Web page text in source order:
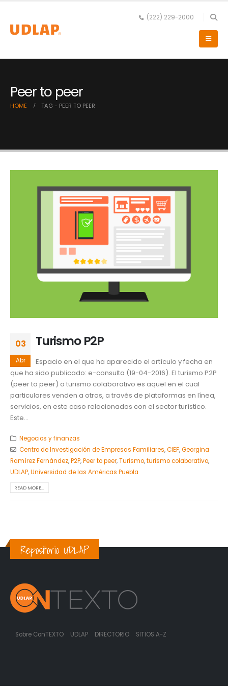
(222) 229-2000
Peer to peer
HOME TAG - PEER TO PEER
03
Abr
Turismo P2P
Espacio en el que ha aparecido el artículo y fecha en
que ha sido publicado: e-consulta (19-04-2016). El turismo P2P
(peer to peer) o turismo colaborativo es aquel en el cual
particulares venden a otros, a través de plataformas en línea,
servicios, en este caso relacionados con el sector turístico.
Este...
Negocios y finanzas
Centro de Investigación de Empresas Familiares,CIEF,Georgina
Ramírez Fernández,P2P,Peer to peer,Turismo,turismo colaborativo,
UDLAP,Universidad de las Américas Puebla
READ MORE...
Repositorio UDLAP
Sobre ConTEXTO UDLAP DIRECTORIO SITIOS A-Z